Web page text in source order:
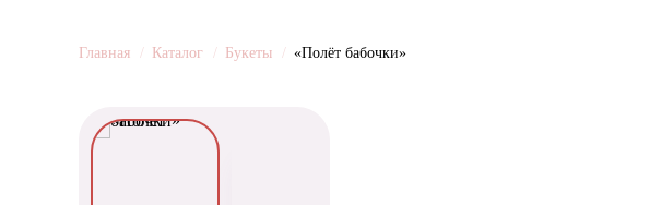
Главная Каталог Букеты «Полёт бабочки»